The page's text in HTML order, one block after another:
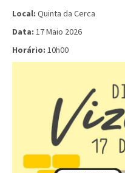
Local: Quinta da Cerca
Data: 17 Maio 2026
Horário: 10h00